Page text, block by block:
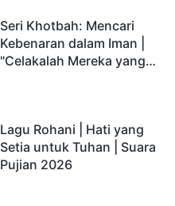
Seri Khotbah: Mencari
Kebenaran dalam Iman |
"Celakalah Mereka yang
Lagu Rohani | Hati yang
Setia untuk Tuhan | Suara
Pujian 2026